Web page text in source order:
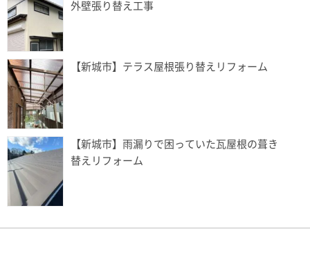
外壁張り替え工事
【新城市】テラス屋根張り替えリフォーム
【新城市】雨漏りで困っていた瓦屋根の葺き
替えリフォーム